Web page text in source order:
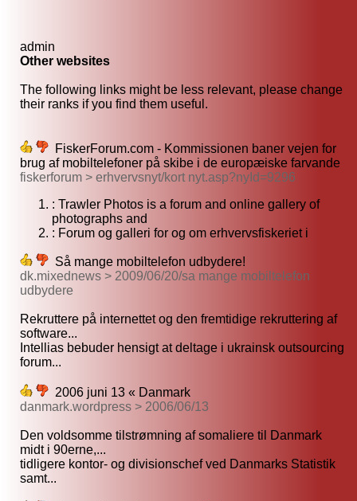
admin
Other websites
The following links might be less relevant, please change
their ranks if you find them useful.
FiskerForum.com - Kommissionen baner vejen for
brug af mobiltelefoner på skibe i de europæiske farvande
fiskerforum > erhvervsnyt/kort nyt.asp?nyId=9296
: Trawler Photos is a forum and online gallery of
photographs and
: Forum og galleri for og om erhvervsfiskeriet i
Så mange mobiltelefon udbydere!
dk.mixednews > 2009/06/20/sa mange mobiltelefon
udbydere
Rekruttere på internettet og den fremtidige rekruttering af
software...
Intellias bebuder hensigt at deltage i ukrainsk outsourcing
forum...
2006 juni 13 « Danmark
danmark.wordpress > 2006/06/13
Den voldsomme tilstrømning af somaliere til Danmark
midt i 90erne,...
tidligere kontor- og divisionschef ved Danmarks Statistik
samt...